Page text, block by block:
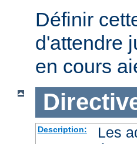
Définir
d'attendre
en cours
Description:
Les